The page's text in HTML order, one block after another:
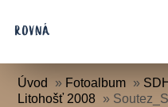
Úvod » Fotoalbum » SDH
Litohošť 2008 »